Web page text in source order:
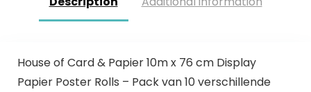
House of Card & Papier 10m x 76 cm Display
Papier Poster Rolls – Pack van 10 verschillende